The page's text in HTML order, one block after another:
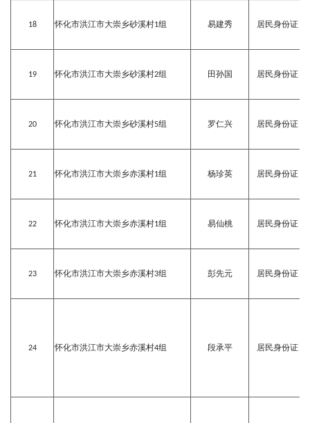
18 怀化市洪江市大崇乡砂溪村1组 易建秀 居民身份证
19 怀化市洪江市大崇乡砂溪村2组 田孙国 居民身份证
20 怀化市洪江市大崇乡砂溪村5组 罗仁兴 居民身份证
21 怀化市洪江市大崇乡赤溪村1组 杨珍英 居民身份证
22 怀化市洪江市大崇乡赤溪村1组 易仙桃 居民身份证
23 怀化市洪江市大崇乡赤溪村3组 彭先元 居民身份证
24 怀化市洪江市大崇乡赤溪村4组 段承平 居民身份证